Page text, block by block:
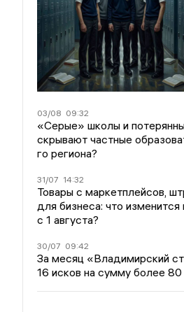
03/08 09:32
«Серые» школы и
скрывают частные
го региона?
31/07 14:32
Товары с маркетплейсов,
для бизнеса: что
с 1 августа?
30/07 09:42
За месяц «Владимирский
16 исков на сумму более